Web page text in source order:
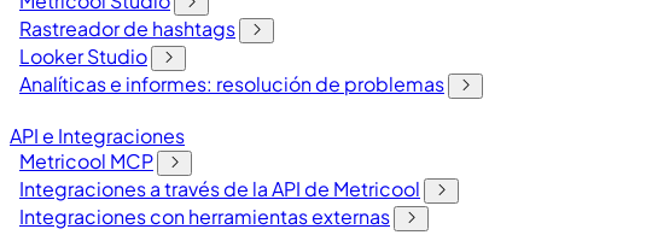
Rastreador de hashtags
Looker Studio
Analíticas e informes: resolución de problemas
API e Integraciones
Metricool MCP
Integraciones a través de la API de Metricool
Integraciones con herramientas externas